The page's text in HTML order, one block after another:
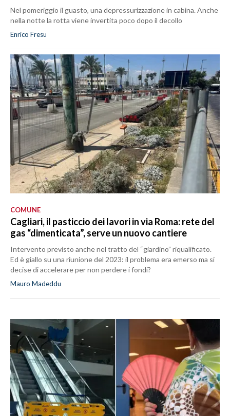
Nel pomeriggio il guasto, una depressurizzazione in cabina. Anche
nella notte la rotta viene invertita poco dopo il decollo
Enrico Fresu
COMUNE
Cagliari, il pasticcio dei lavori in via Roma: rete del
gas “dimenticata”, serve un nuovo cantiere
Intervento previsto anche nel tratto del “giardino” riqualificato.
Ed è giallo su una riunione del 2023: il problema era emerso ma si
decise di accelerare per non perdere i fondi?
Mauro Madeddu